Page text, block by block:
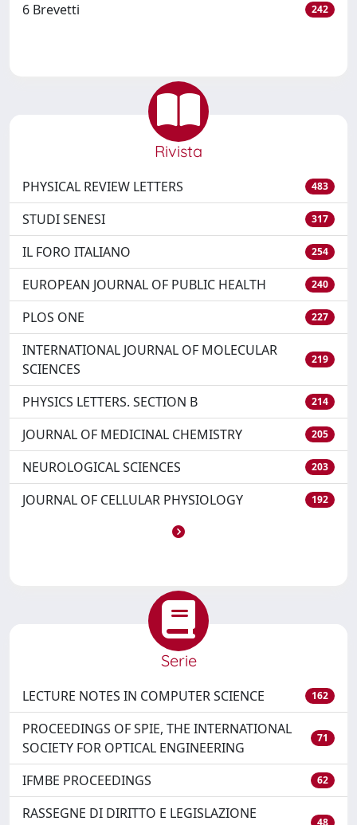
6 Brevetti 242
Rivista
PHYSICAL REVIEW LETTERS 483
STUDI SENESI 317
IL FORO ITALIANO 254
EUROPEAN JOURNAL OF PUBLIC HEALTH 240
PLOS ONE 227
INTERNATIONAL JOURNAL OF MOLECULAR
SCIENCES
219
PHYSICS LETTERS. SECTION B 214
JOURNAL OF MEDICINAL CHEMISTRY 205
NEUROLOGICAL SCIENCES 203
JOURNAL OF CELLULAR PHYSIOLOGY 192
Serie
LECTURE NOTES IN COMPUTER SCIENCE 162
PROCEEDINGS OF SPIE, THE INTERNATIONAL
SOCIETY FOR OPTICAL ENGINEERING
71
IFMBE PROCEEDINGS 62
RASSEGNE DI DIRITTO E LEGISLAZIONE
48